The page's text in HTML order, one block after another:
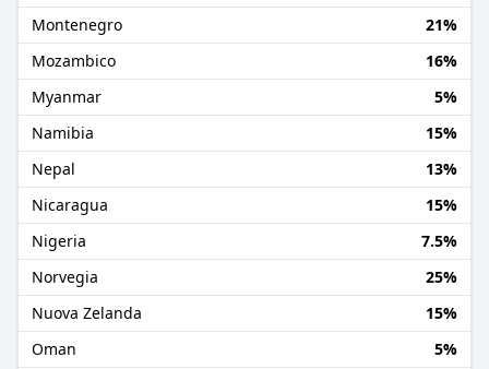
Montenegro
21%
Mozambico
16%
Myanmar
5%
Namibia
15%
Nepal
13%
Nicaragua
15%
Nigeria
7.5%
Norvegia
25%
Nuova Zelanda
15%
Oman
5%